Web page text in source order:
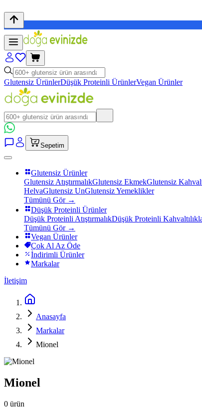
Glutensiz ÜrünlerDüşük Proteinli ÜrünlerVegan Ürünler
Sepetim
Glutensiz Ürünler
Glutensiz AtıştırmalıkGlutensiz EkmekGlutensiz
HelvaGlutensiz UnGlutensiz Yemeklikler
Tümünü Gör →
Düşük Proteinli Ürünler
Düşük Proteinli AtıştırmalıkDüşük Proteinli
Tümünü Gör →
Vegan Ürünler
Çok Al Az Öde
İndirimli Ürünler
Markalar
İletişim
Anasayfa
Markalar
Mionel
Mionel
0 ürün